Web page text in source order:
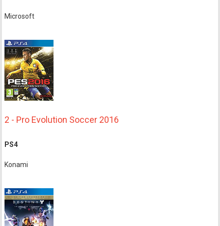
Microsoft
2 - Pro Evolution Soccer 2016
PS4
Konami